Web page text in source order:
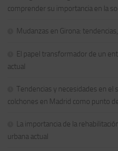
comprender su importancia en la
Mudanzas en Girona:
El papel transformador de un
actual
Tendencias y necesidades en el
colchones en Madrid como punto
La importancia de la
urbana actual